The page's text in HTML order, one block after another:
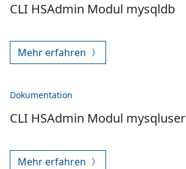
CLI HSAdmin Modul mysqldb
Mehr erfahren
Dokumentation
CLI HSAdmin Modul mysqluser
Mehr erfahren